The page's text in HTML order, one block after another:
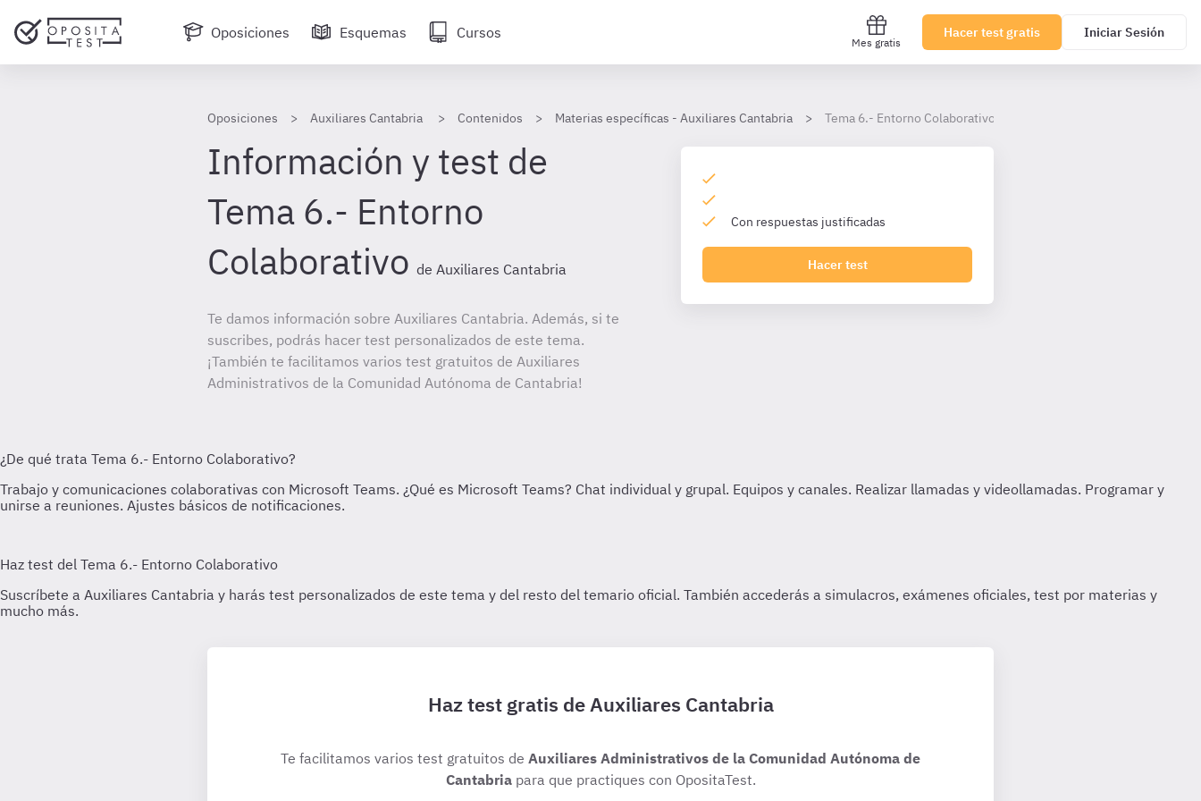
Oposiciones Esquemas Cursos
Mes gratis
Hacer test gratis Iniciar Sesión
Oposiciones Auxiliares Cantabria Contenidos Materias específicas - Auxiliares Cantabria Tema 6.- Entorno Colaborativo
Información y test de
Tema 6.- Entorno
Colaborativo de Auxiliares Cantabria
Te damos información sobre Auxiliares Cantabria. Además, si te
suscribes, podrás hacer test personalizados de este tema.
¡También te facilitamos varios test gratuitos de Auxiliares
Administrativos de la Comunidad Autónoma de Cantabria!
Con respuestas justificadas
Hacer test
Haz test gratis de Auxiliares Cantabria
Te facilitamos varios test gratuitos de Auxiliares Administrativos de la Comunidad Autónoma de
Cantabriapara que practiques con OpositaTest.